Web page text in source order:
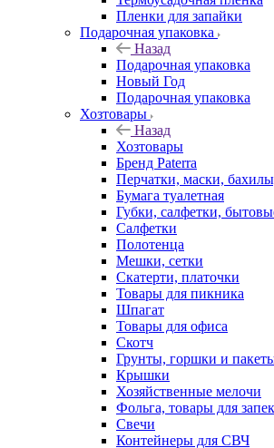
Пленки для запайки
Подарочная упаковка
Назад
Подарочная упаковка
Новый Год
Подарочная упаковка
Хозтовары
Назад
Хозтовары
Бренд Paterra
Перчатки, маски,
Бумага туалетная
Губки, салфетки,
Салфетки
Полотенца
Мешки, сетки
Скатерти, платочки
Товары для пикника
Шпагат
Товары для офиса
Скотч
Грунты, горшки и
Крышки
Хозяйственные мелочи
Фольга, товары для
Свечи
Контейнеры для СВЧ